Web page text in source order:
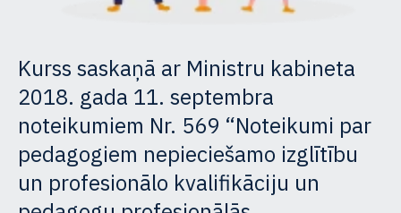
Kurss saskaņā ar Ministru kabineta
2018. gada 11. septembra
noteikumiem Nr. 569 “Noteikumi par
pedagogiem nepieciešamo izglītību
un profesionālo kvalifikāciju un